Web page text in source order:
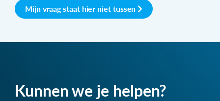
Mijn vraag staat hier niet tussen
Kunnen we je helpen?